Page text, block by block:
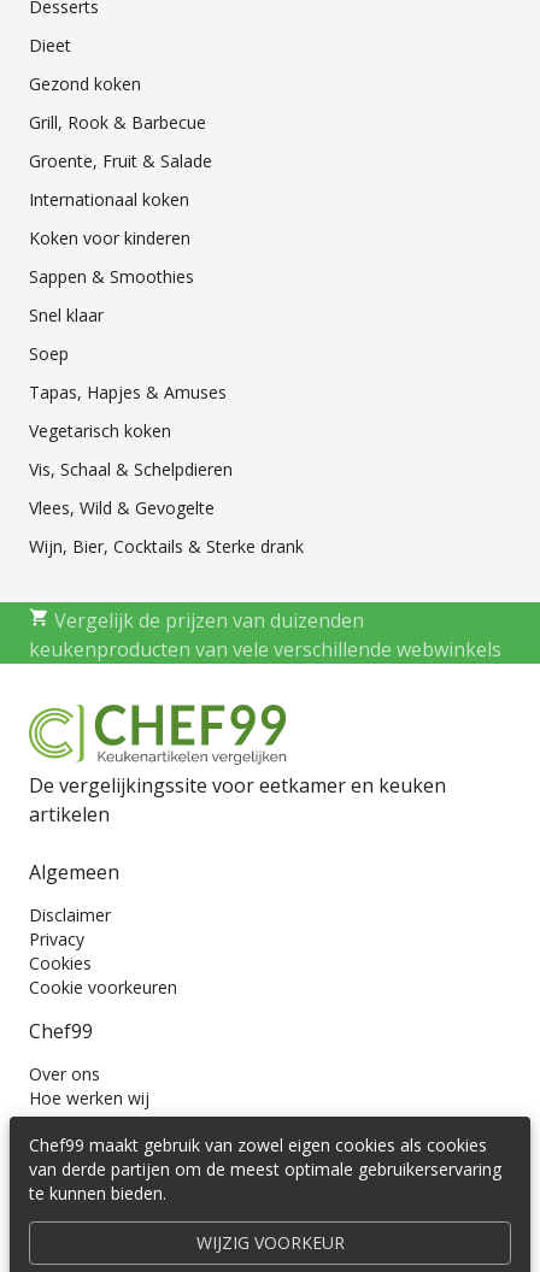
Desserts
Dieet
Gezond koken
Grill, Rook & Barbecue
Groente, Fruit & Salade
Internationaal koken
Koken voor kinderen
Sappen & Smoothies
Snel klaar
Soep
Tapas, Hapjes & Amuses
Vegetarisch koken
Vis, Schaal & Schelpdieren
Vlees, Wild & Gevogelte
Wijn, Bier, Cocktails & Sterke drank
Vergelijk de prijzen van duizenden
keukenproducten van vele verschillende webwinkels
De vergelijkingssite voor eetkamer en keuken
artikelen
Algemeen
Disclaimer
Privacy
Cookies
Cookie voorkeuren
Chef99
Over ons
Hoe werken wij
Contact
Wil je ons volgen?
Chef99 maakt gebruik van zowel eigen cookies als cookies
van derde partijen om de meest optimale gebruikerservaring
te kunnen bieden.
WIJZIG VOORKEUR